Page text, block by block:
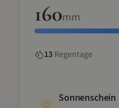
160mm
13 Regentage
Sonnenschein